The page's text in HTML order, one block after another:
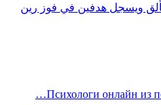
يتألق ويسجل هدفين في فوز رين
Психологи онлайн из